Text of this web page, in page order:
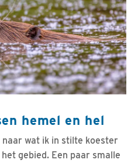
hemel en hel
naar wat ik in stilte koester
gebied. Een paar smalle